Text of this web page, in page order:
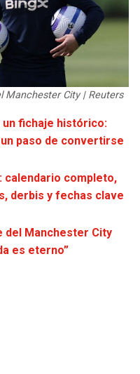
Manchester City | Reuters
fichaje histórico:
paso de convertirse
calendario completo,
derbis y fechas clave
del Manchester City
es eterno”